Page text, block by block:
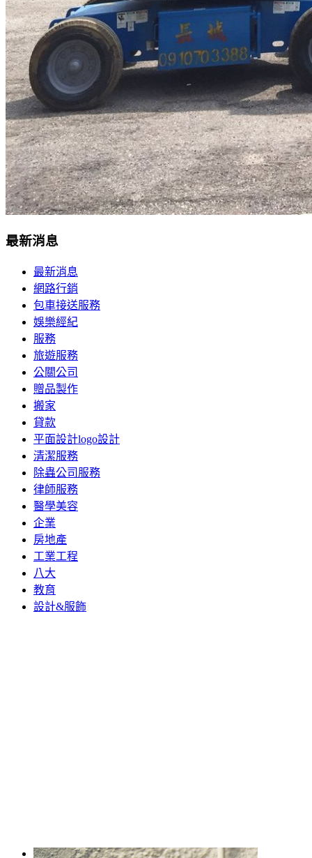
最新消息
最新消息
網路行銷
包車接送服務
娛樂經紀
服務
旅遊服務
公關公司
贈品製作
搬家
貸款
平面設計logo設計
清潔服務
除蟲公司服務
律師服務
醫學美容
企業
房地產
工業工程
八大
教育
設計&服飾